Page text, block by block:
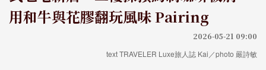
用和牛與花膠翻玩風味 Pairing
2026-05-21 09:00
text TRAVELER Luxe旅人誌 Kai／photo 嚴詩敏